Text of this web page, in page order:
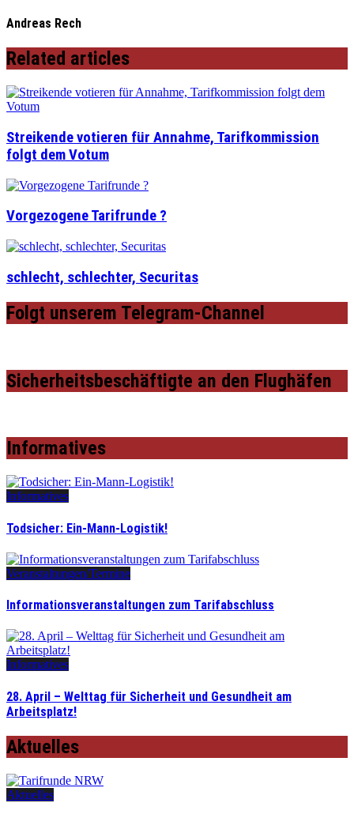
Andreas Rech
Related articles
Streikende votieren für Annahme, Tarifkommission
folgt dem Votum
Vorgezogene Tarifrunde ?
schlecht, schlechter, Securitas
Folgt unserem Telegram-Channel
Sicherheitsbeschäftigte an den Flughäfen
Informatives
Informatives
Todsicher: Ein-Mann-Logistik!
Veranstaltungen/Termine
Informationsveranstaltungen zum Tarifabschluss
Informatives
28. April – Welttag für Sicherheit und Gesundheit am
Arbeitsplatz!
Aktuelles
Aktuelles